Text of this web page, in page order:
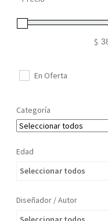
$
En Oferta
Categoría
Edad
Seleccionar todos
Diseñador / Autor